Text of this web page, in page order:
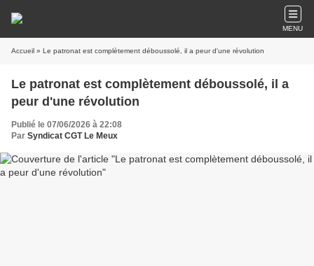
MENU
Accueil » Le patronat est complètement déboussolé, il a peur d'une révolution
Le patronat est complètement déboussolé, il a
peur d'une révolution
Publié le 07/06/2026 à 22:08
Par Syndicat CGT Le Meux